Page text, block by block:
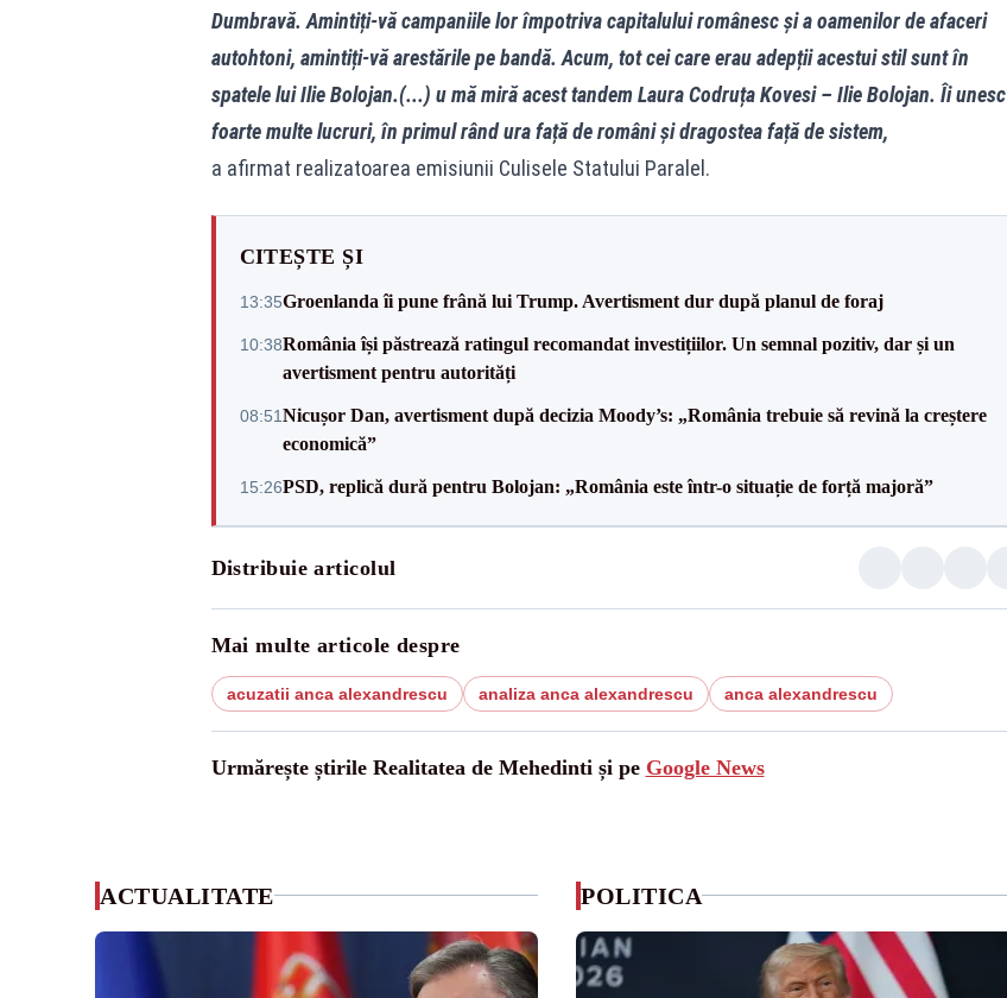
Dumbravă. Amintiți-vă campaniile lor împotriva capitalului românesc și a oamenilor de afaceri
autohtoni, amintiți-vă arestările pe bandă. Acum, tot cei care erau adepții acestui stil sunt în
spatele lui Ilie Bolojan.(...) u mă miră acest tandem Laura Codruța Kovesi – Ilie Bolojan. Îi unesc
foarte multe lucruri, în primul rând ura față de români și dragostea față de sistem,
a afirmat realizatoarea emisiunii Culisele Statului Paralel.
CITEȘTE ȘI
13:35Groenlanda îi pune frână lui Trump. Avertisment dur după planul de foraj
10:38România își păstrează ratingul recomandat investițiilor. Un semnal pozitiv, dar și un
avertisment pentru autorități
08:51Nicușor Dan, avertisment după decizia Moody’s: „România trebuie să revină la creștere
economică”
15:26PSD, replică dură pentru Bolojan: „România este într-o situație de forță majoră”
Distribuie articolul
Mai multe articole despre
acuzatii anca alexandrescu analiza anca alexandrescu anca alexandrescu
Urmărește știrile Realitatea de Mehedinti și pe Google News
ACTUALITATE POLITICA